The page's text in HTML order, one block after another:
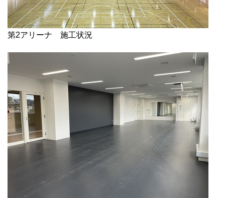
第2アリーナ 施工状況